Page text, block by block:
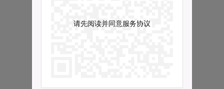
请先阅读并同意服务协议